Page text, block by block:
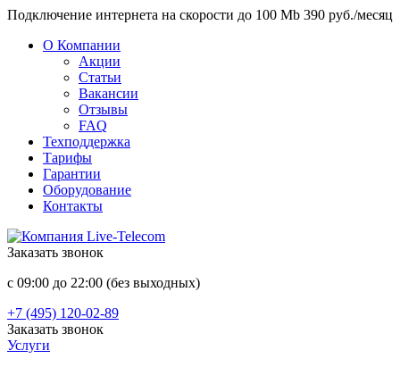
Подключение интернета на скорости до 100 Mb 390 руб./месяц
О Компании
Акции
Статьи
Вакансии
Отзывы
FAQ
Техподдержка
Тарифы
Гарантии
Оборудование
Контакты
Заказать звонок
с 09:00 до 22:00 (без выходных)
+7 (495) 120-02-89
Заказать звонок
Услуги